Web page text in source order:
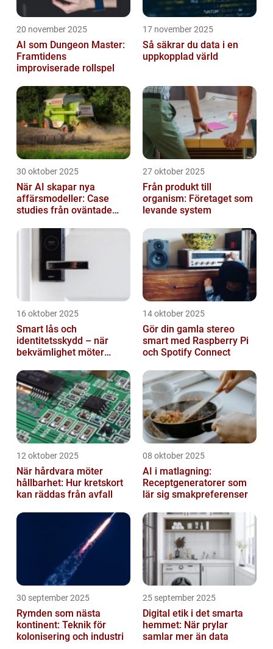
20 november 2025
AI som Dungeon Master:
Framtidens
improviserade rollspel
17 november 2025
Så säkrar du data i en
uppkopplad värld
30 oktober 2025
När AI skapar nya
affärsmodeller: Case
studies från oväntade
27 oktober 2025
Från produkt till
organism: Företaget som
levande system
16 oktober 2025
Smart lås och
identitetsskydd – när
bekvämlighet möter
14 oktober 2025
Gör din gamla stereo
smart med Raspberry Pi
och Spotify Connect
12 oktober 2025
När hårdvara möter
hållbarhet: Hur kretskort
kan räddas från avfall
08 oktober 2025
AI i matlagning:
Receptgeneratorer som
lär sig smakpreferenser
30 september 2025
Rymden som nästa
kontinent: Teknik för
kolonisering och industri
25 september 2025
Digital etik i det smarta
hemmet: När prylar
samlar mer än data